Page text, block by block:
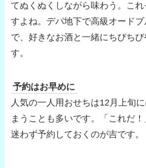
てぬくぬくしながら味わう。こ
すよね。デパ地下で高級オード
で、好きなお酒と一緒にちびち
す。
予約はお早めに
人気の一人用おせちは12月上旬
まうことも多いです。「これだ！
迷わず予約しておくのが吉です。